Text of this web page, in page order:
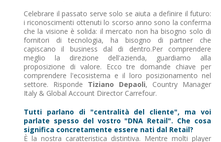
Celebrare il passato serve solo se aiuta a definire il futuro:
i riconoscimenti ottenuti lo scorso anno sono la conferma
che la visione è solida: il mercato non ha bisogno solo di
fornitori di tecnologia, ha bisogno di partner che
capiscano il business dal di dentro.Per comprendere
meglio la direzione dell'azienda, guardiamo alla
proposizione di valore. Ecco tre domande chiave per
comprendere l'ecosistema e il loro posizionamento nel
settore. Risponde Tiziano Depaoli, Country Manager
Italy & Global Account Director Carrefour.
Tutti parlano di "centralità del cliente", ma voi
parlate spesso del vostro "DNA Retail". Che cosa
significa concretamente essere nati dal Retail?
È la nostra caratteristica distintiva. Mentre molti player